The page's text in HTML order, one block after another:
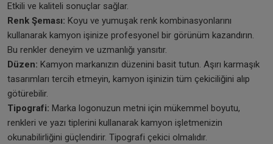
Etkili ve kaliteli sonuçlar sağlar.
Renk Şeması: Koyu ve yumuşak renk kombinasyonlarını
kullanarak kamyon işinize profesyonel bir görünüm kazandırın.
Bu renkler deneyim ve uzmanlığı yansıtır.
Düzen: Kamyon markanızın düzenini basit tutun. Aşırı karmaşık
tasarımları tercih etmeyin, kamyon işinizin tüm çekiciliğini alıp
götürebilir.
Tipografi: Marka logonuzun metni için mükemmel boyutu,
renkleri ve yazı tiplerini kullanarak kamyon işletmenizin
okunabilirliğini güçlendirir. Tipografi çekici olmalıdır.